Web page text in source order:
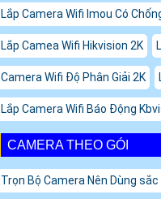
Lắp Camera Wifi Imou Có
Lắp Camea Wifi Hikvision 2K
Camera Wifi Độ Phân Giải 2K
Lắp Camera Wifi Báo Động
CAMERA THEO GÓI
Trọn Bộ Camera Nên Dùng